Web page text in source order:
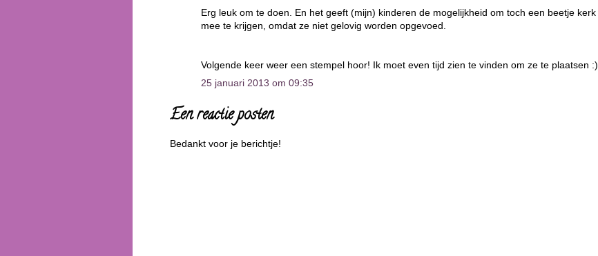
Erg leuk om te doen. En het geeft (mijn) kinderen de mogelijkheid om toch een beetje kerk
mee te krijgen, omdat ze niet gelovig worden opgevoed.
Volgende keer weer een stempel hoor! Ik moet even tijd zien te vinden om ze te plaatsen :)
25 januari 2013 om 09:35
Een reactie posten
Bedankt voor je berichtje!